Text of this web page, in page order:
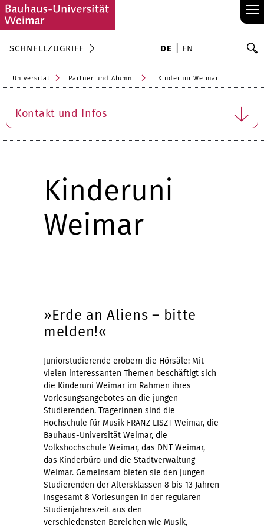
≡
SCHNELLZUGRIFF DE EN
Universität Partner und Alumni Kinderuni Weimar
Kontakt und Infos
Kinderuni
Weimar
»Erde an Aliens – bitte
melden!«
Juniorstudierende erobern die Hörsäle: Mit
vielen interessanten Themen beschäftigt sich
die Kinderuni Weimar im Rahmen ihres
Vorlesungsangebotes an die jungen
Studierenden. Trägerinnen sind die
Hochschule für Musik FRANZ LISZT Weimar, die
Bauhaus-Universität Weimar, die
Volkshochschule Weimar, das DNT Weimar,
das Kinderbüro und die Stadtverwaltung
Weimar. Gemeinsam bieten sie den jungen
Studierenden der Altersklassen 8 bis 13 Jahren
insgesamt 8 Vorlesungen in der regulären
Studienjahreszeit aus den
verschiedensten Bereichen wie Musik,